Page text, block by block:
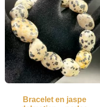
Bracelet en jaspe